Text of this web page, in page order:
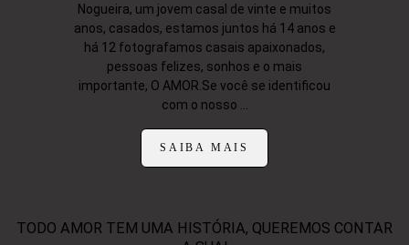
Nogueira, um jovem casal de vinte e muitos
anos, casados, estamos juntos há 14 anos e
há 12 fotografamos casais apaixonados,
pessoas felizes, sonhos e o mais
importante, O AMOR.Se você se identificou
com o nosso ...
SAIBA MAIS
TODO AMOR TEM UMA HISTÓRIA, QUEREMOS CONTAR